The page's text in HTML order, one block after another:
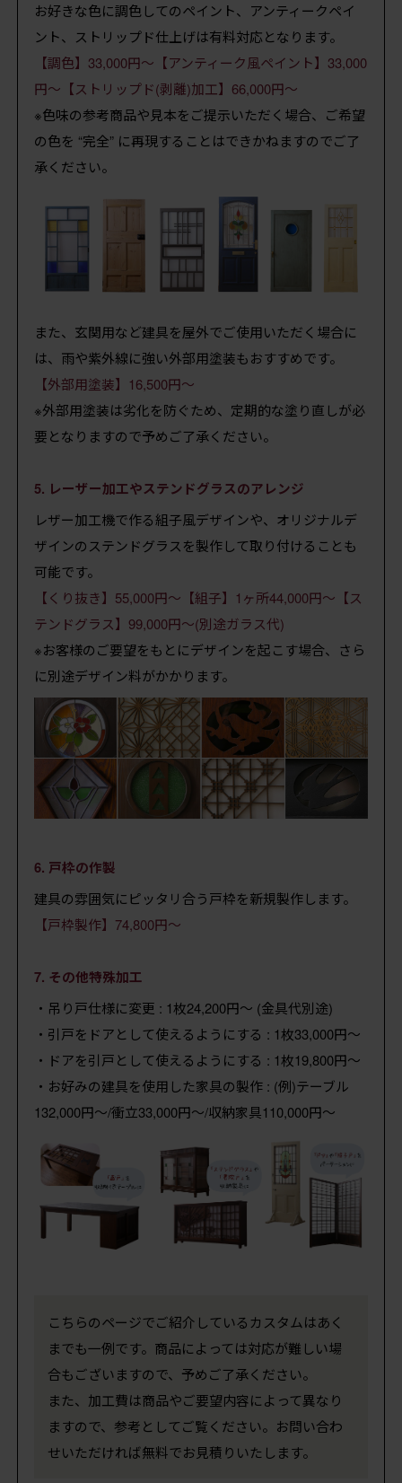
お好きな色に調色してのペイント、アンティークペイ
ント、ストリップド仕上げは有料対応となります。
【調色】33,000円～【アンティーク風ペイント】33,000
円～【ストリップド(剥離)加工】66,000円～
※色味の参考商品や見本をご提示いただく場合、ご希望
の色を “完全” に再現することはできかねますのでご了
承ください。
また、玄関用など建具を屋外でご使用いただく場合に
は、雨や紫外線に強い外部用塗装もおすすめです。
【外部用塗装】16,500円～
※外部用塗装は劣化を防ぐため、定期的な塗り直しが必
要となりますので予めご了承ください。
5. レーザー加工やステンドグラスのアレンジ
レザー加工機で作る組子風デザインや、オリジナルデ
ザインのステンドグラスを製作して取り付けることも
可能です。
【くり抜き】55,000円～【組子】1ヶ所44,000円～【ス
テンドグラス】99,000円～(別途ガラス代)
※お客様のご要望をもとにデザインを起こす場合、さら
に別途デザイン料がかかります。
6. 戸枠の作製
建具の雰囲気にピッタリ合う戸枠を新規製作します。
【戸枠製作】74,800円～
7. その他特殊加工
・吊り戸仕様に変更 : 1枚24,200円～ (金具代別途)
・引戸をドアとして使えるようにする : 1枚33,000円～
・ドアを引戸として使えるようにする : 1枚19,800円～
・お好みの建具を使用した家具の製作 : (例)テーブル
132,000円～/衝立33,000円～/収納家具110,000円～
こちらのページでご紹介しているカスタムはあく
までも一例です。商品によっては対応が難しい場
合もございますので、予めご了承ください。
また、加工費は商品やご要望内容によって異なり
ますので、参考としてご覧ください。お問い合わ
せいただければ無料でお見積りいたします。